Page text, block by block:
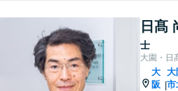
日髙
士
大園・日
大
阪 |
大
市